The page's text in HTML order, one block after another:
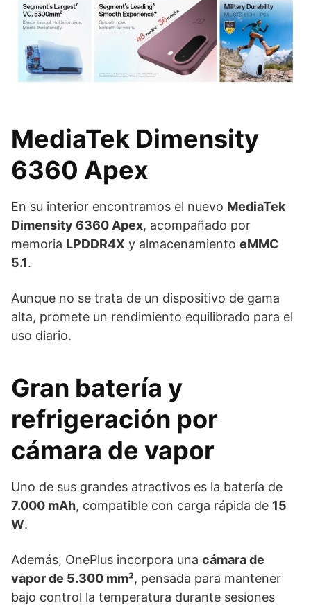
MediaTek Dimensity
6360 Apex
En su interior encontramos el nuevo MediaTek
Dimensity 6360 Apex, acompañado por
memoria LPDDR4X y almacenamiento eMMC
5.1.
Aunque no se trata de un dispositivo de gama
alta, promete un rendimiento equilibrado para el
uso diario.
Gran batería y
refrigeración por
cámara de vapor
Uno de sus grandes atractivos es la batería de
7.000 mAh, compatible con carga rápida de 15
W.
Además, OnePlus incorpora una cámara de
vapor de 5.300 mm², pensada para mantener
bajo control la temperatura durante sesiones